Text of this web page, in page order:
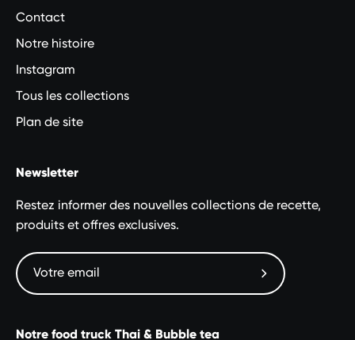
Contact
Notre histoire
Instagram
Tous les collections
Plan de site
Newsletter
Restez informer des nouvelles collections de recette,
produits et offres exclusives.
Abonnez-
Notre food truck Thai & Bubble tea